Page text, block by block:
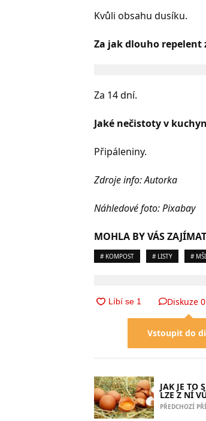
Kvůli obsahu dusíku.
Za jak dlouho repelent
Za 14 dní.
Jaké nečistoty v
Připáleniny.
Zdroje info: Autorka
Náhledové foto: Pixabay
MOHLA BY VÁS
# KOMPOST # LISTY #
Diskuze 0
Vstoupit do
JAK JE TO
LZE Z NÍ
PŘEDCHOZÍ